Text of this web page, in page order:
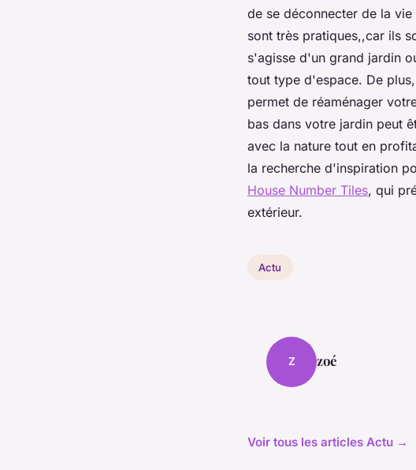
de se déconnecter de la
sont très pratiques,,car ils
s'agisse d'un grand jardin
tout type d'espace. De
permet de réaménager
bas dans votre jardin peut
avec la nature tout en
la recherche d'inspiration
House Number Tiles, qui
extérieur.
Actu
Z zoé
Voir tous les articles Actu →